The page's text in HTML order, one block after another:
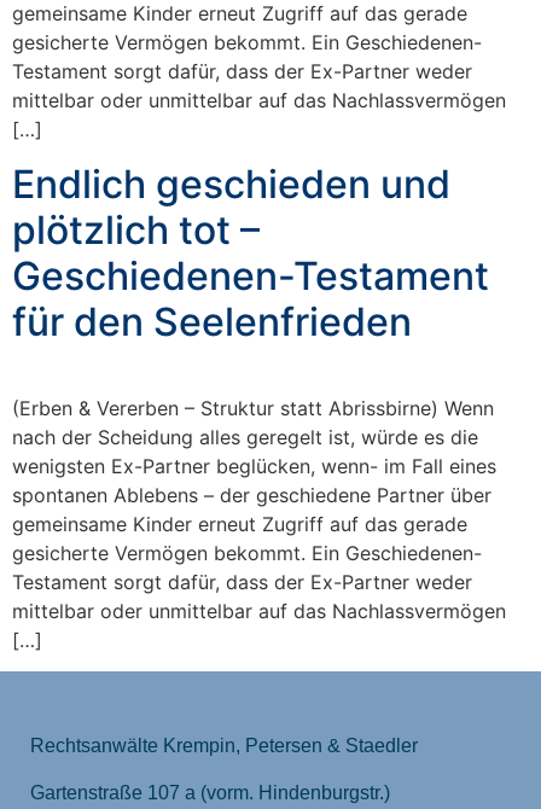
gemeinsame Kinder erneut Zugriff auf das gerade
gesicherte Vermögen bekommt. Ein Geschiedenen-
Testament sorgt dafür, dass der Ex-Partner weder
mittelbar oder unmittelbar auf das Nachlassvermögen
[…]
Endlich geschieden und
plötzlich tot –
Geschiedenen-Testament
für den Seelenfrieden
(Erben & Vererben – Struktur statt Abrissbirne) Wenn
nach der Scheidung alles geregelt ist, würde es die
wenigsten Ex-Partner beglücken, wenn- im Fall eines
spontanen Ablebens – der geschiedene Partner über
gemeinsame Kinder erneut Zugriff auf das gerade
gesicherte Vermögen bekommt. Ein Geschiedenen-
Testament sorgt dafür, dass der Ex-Partner weder
mittelbar oder unmittelbar auf das Nachlassvermögen
[…]
Rechtsanwälte Krempin, Petersen & Staedler
Gartenstraße 107 a (vorm. Hindenburgstr.)